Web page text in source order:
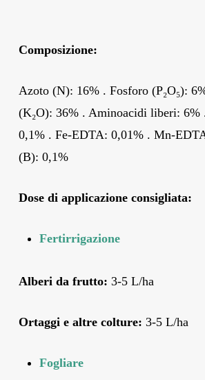
Composizione:
Azoto (N): 16% . Fosforo (P₂O₅):
(K₂O): 36% . Aminoacidi liberi: 6%
0,1% . Fe-EDTA: 0,01% . Mn-
(B): 0,1%
Dose di applicazione consigliata:
Fertirrigazione
Alberi da frutto: 3-5 L/ha
Ortaggi e altre colture: 3-5 L/ha
Fogliare